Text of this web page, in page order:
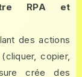
RPA et
des actions
copier,
crée des